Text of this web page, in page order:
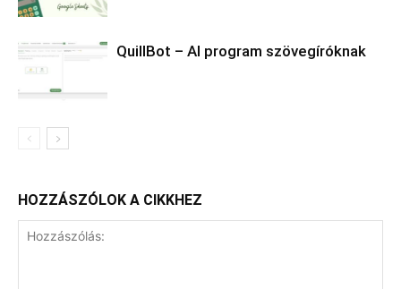
QuillBot – AI program szövegíróknak
HOZZÁSZÓLOK A CIKKHEZ